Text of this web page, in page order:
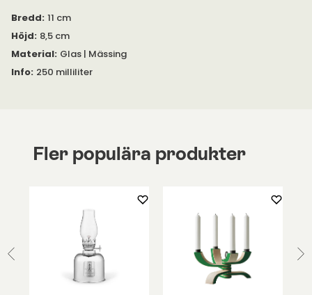
Observera! Lampolja ingår inte.
Bredd: 11 cm
Höjd: 8,5 cm
Material: Glas | Mässing
Info: 250 milliliter
Fler populära produkter